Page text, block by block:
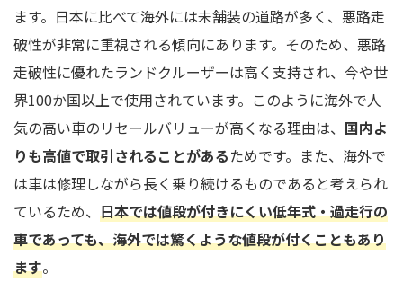
ます。日本に比べて海外には未舗装の道路が多く、悪路走
破性が非常に重視される傾向にあります。そのため、悪路
走破性に優れたランドクルーザーは高く支持され、今や世
界100か国以上で使用されています。このように海外で人
気の高い車のリセールバリューが高くなる理由は、 国内よ
りも高値で取引されることがあるためです。また、海外で
は車は修理しながら長く乗り続けるものであると考えられ
ているため、 日本では値段が付きにくい低年式・過走行の
車であっても、海外では驚くような値段が付くこともあり
ます。